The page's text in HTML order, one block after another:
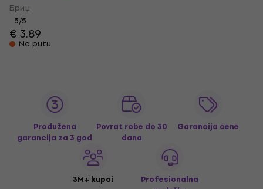
Бриџ
5/5
€ 3.89
Na putu
Produžena
garancija za 3 god
Povrat robe do 30
dana
Garancija cene
3M+ kupci
Profesionalna